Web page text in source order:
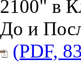
2100" в
До и
(PDF,